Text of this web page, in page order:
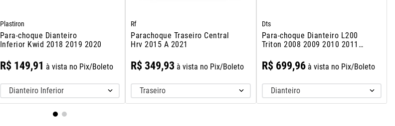
Plastiron
Para-choque Dianteiro
Inferior Kwid 2018 2019 2020
R$ 149,91 à vista no Pix/Boleto
Dianteiro Inferior
Rf
Parachoque Traseiro Central
Hrv 2015 A 2021
R$ 349,93 à vista no Pix/Boleto
Traseiro
Dts
Para-choque Dianteiro L200
Triton 2008 2009 2010 2011
R$ 699,96à vista no Pix/Boleto
Dianteiro